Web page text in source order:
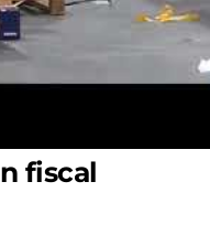
fiscal